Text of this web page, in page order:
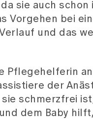
sie auch schon
Vorgehen bei
und das
Pflegehelferin
der
schmerzfrei
dem Baby